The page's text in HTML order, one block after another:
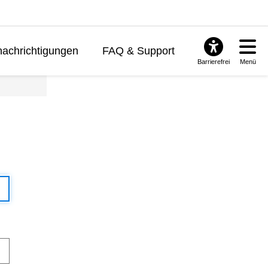
FAQ & Support
Barrierefrei Menü